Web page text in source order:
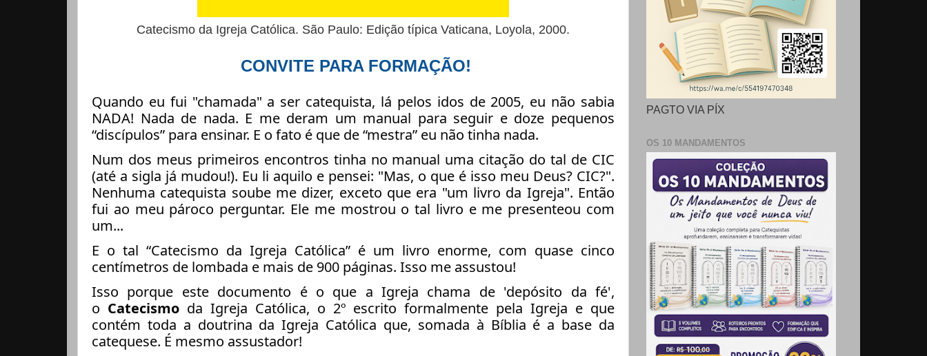
Catecismo da Igreja Católica. São Paulo: Edição típica Vaticana, Loyola, 2000.
CONVITE PARA FORMAÇÃO!
Quando eu fui "chamada" a ser catequista, lá pelos idos de 2005, eu não sabia
NADA! Nada de nada. E me deram um manual para seguir e doze pequenos
“discípulos” para ensinar. E o fato é que de “mestra” eu não tinha nada.
Num dos meus primeiros encontros tinha no manual uma citação do tal de CIC
(até a sigla já mudou!). Eu li aquilo e pensei: "Mas, o que é isso meu Deus? CIC?".
Nenhuma catequista soube me dizer, exceto que era "um livro da Igreja". Então
fui ao meu pároco perguntar. Ele me mostrou o tal livro e me presenteou com
um...
E o tal “Catecismo da Igreja Católica” é um livro enorme, com quase cinco
centímetros de lombada e mais de 900 páginas. Isso me assustou!
Isso porque este documento é o que a Igreja chama de 'depósito da fé',
o Catecismoda Igreja Católica, o 2º escrito formalmente pela Igreja e que
contém toda a doutrina da Igreja Católica que, somada à Bíblia é a base da
catequese. É mesmo assustador!
PAGTO VIA PÍX
OS 10 MANDAMENTOS